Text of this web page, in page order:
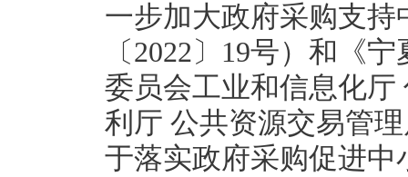
一步加大政府采购支
〔2022〕19号）和《
委员会工业和信息化厅
利厅 公共资源交易管
于落实政府采购促进